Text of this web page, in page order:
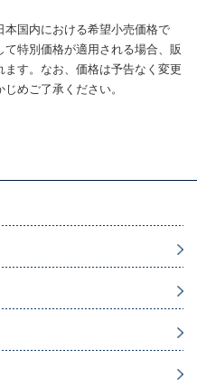
国内における希望小売価格で
特別価格が適用される場合、販
す。なお、価格は予告なく変更
めご了承ください。